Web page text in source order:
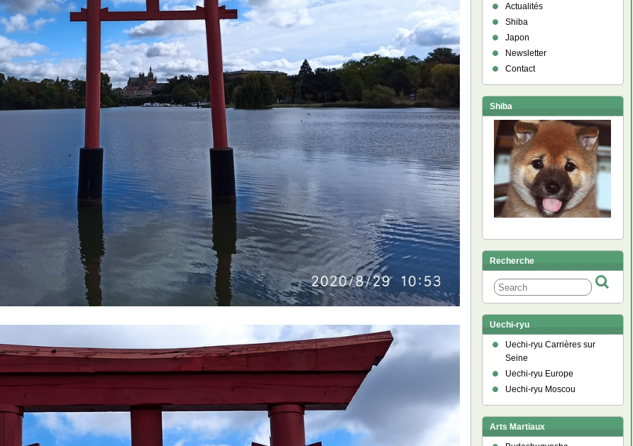
Actualités
Shiba
Japon
Newsletter
Contact
Shiba
Recherche
Uechi-ryu
Uechi-ryu Carrières sur
Seine
Uechi-ryu Europe
Uechi-ryu Moscou
Arts Martiaux